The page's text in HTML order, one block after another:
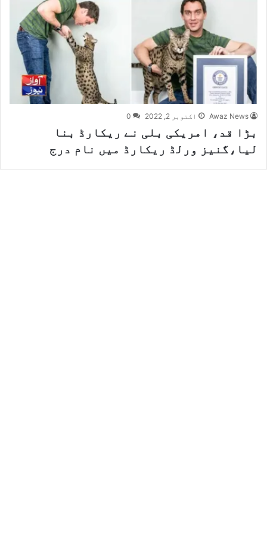
Awaz News اکتوبر 2, 2022 0
بڑا قد، امریکی بلی نے ریکارڈ بنا
لیا،گنیز ورلڈ ریکارڈ میں نام درج